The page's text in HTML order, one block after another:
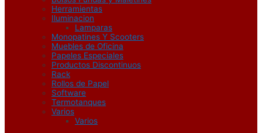
Herramientas
Iluminacion
Lamparas
Monopatines Y Scooters
Muebles de Oficina
Papeles Especiales
Productos Discontinuos
Rack
Rollos de Papel
Software
Termotanques
Varios
Varios